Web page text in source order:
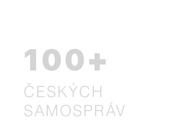
100+
ČESKÝCH
SAMOSPRÁV